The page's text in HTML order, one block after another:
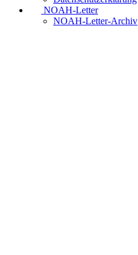
NOAH-Letter
NOAH-Letter-Archiv